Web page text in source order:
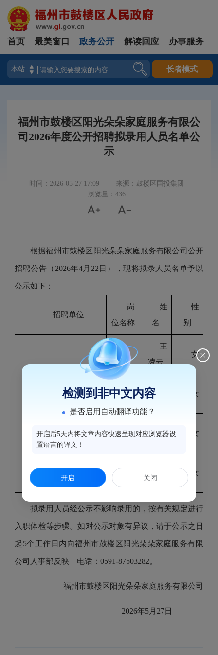
登录
首页 最美窗口 政务公开 解读回应 办事服务
长者模式
福州市鼓楼区阳光朵朵家庭服务有限公
司2026年度公开招聘拟录用人员名单公
示
时间：2026-05-27 17:09
来源：鼓楼区国投集团
浏览量：436
 
根据福州市鼓楼区阳光朵朵家庭服务有限公司公开
招聘公告（2026年4月22日），现将拟录人员名单予以
公示如下：
招聘单位
岗
位名称
姓
名
性
别
王
凌云
女
瑶
女
女
升卉
女
拟录用人员经公示不影响录用的，按有关规定进行
入职体检等步骤。如对公示对象有异议，请于公示之日
起5个工作日内向福州市鼓楼区阳光朵朵家庭服务有限
公司人事部反映，电话：0591-87503282。
福州市鼓楼区阳光朵朵家庭服务有限公司
2026年5月27日
检测到非中文内容
是否启用自动翻译功能？
开启后5天内将文章内容快速呈现对应浏览器设
置语言的译文！
开启 关闭